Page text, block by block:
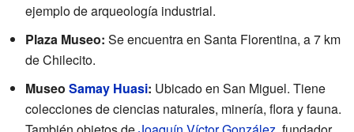
ejemplo de arqueología industrial.
Plaza Museo: Se encuentra en Santa Florentina, a 7 km
de Chilecito.
Museo Samay Huasi: Ubicado en San Miguel. Tiene
colecciones de ciencias naturales, minería, flora y fauna.